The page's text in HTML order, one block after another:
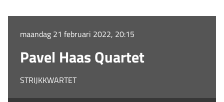
maandag 21 februari 2022, 20:15
Pavel Haas Quartet
STRIJKKWARTET